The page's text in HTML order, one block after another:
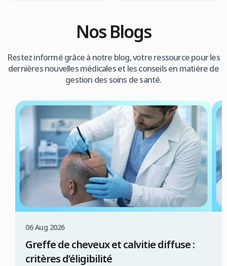
Nos Blogs
Restez informé grâce à notre blog, votre ressource pour les
dernières nouvelles médicales et les conseils en matière de
gestion des soins de santé.
06 Aug 2026
Greffe de cheveux et calvitie diffuse :
critères d’éligibilité